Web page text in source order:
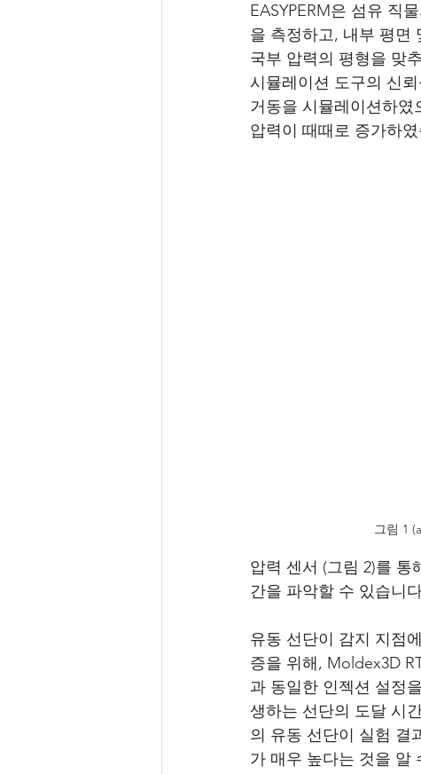
EASYPERM은 섬유 직
을 측정하고, 내부 평면
국부 압력의 평형을 맞
시뮬레이션 도구의 신
거동을 시뮬레이션하
압력이 때때로 증가하
그림 1
압력 센서 (그림 2)를
간을 파악할 수 있습니
유동 선단이 감지 지점
증을 위해, Moldex3D
과 동일한 인젝션 설정
생하는 선단의 도달 시
의 유동 선단이 실험 결
가 매우 높다는 것을 알